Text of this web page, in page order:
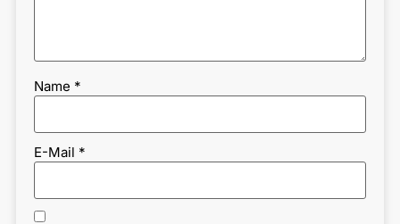
Name *
E-Mail *